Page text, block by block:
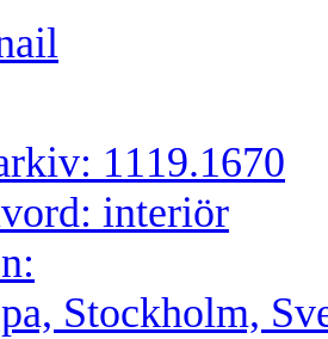
1119.1670
interiör
Stockholm,